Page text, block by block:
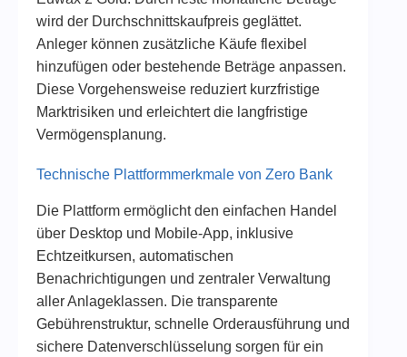
wird der Durchschnittskaufpreis geglättet.
Anleger können zusätzliche Käufe flexibel
hinzufügen oder bestehende Beträge anpassen.
Diese Vorgehensweise reduziert kurzfristige
Marktrisiken und erleichtert die langfristige
Vermögensplanung.
Technische Plattformmerkmale von Zero Bank
Die Plattform ermöglicht den einfachen Handel
über Desktop und Mobile-App, inklusive
Echtzeitkursen, automatischen
Benachrichtigungen und zentraler Verwaltung
aller Anlageklassen. Die transparente
Gebührenstruktur, schnelle Orderausführung und
sichere Datenverschlüsselung sorgen für ein